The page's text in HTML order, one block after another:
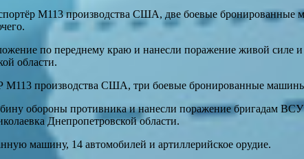
М113 производства США, две боевые
по переднему краю и нанесли поражение живой
области.
М113 производства США, три боевые бронированные
обороны противника и нанесли поражение бригадам
Днепропетровской области.
машину, 14 автомобилей и артиллерийское орудие.